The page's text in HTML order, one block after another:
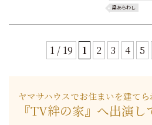
梁あらわし
1 / 19 1 2 3 4 5
ヤマサハウスでお住まいを建て
『TV絆の家』へ出演し